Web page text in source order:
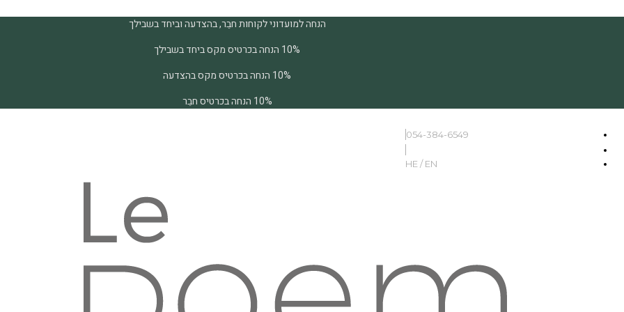
הנחה למועדוני לקוחות חבֵר, בהצדעה וביחד בשבילך
10% הנחה בכרטיס מקס ביחד בשבילך
10% הנחה בכרטיס מקס בהצדעה
10% הנחה בכרטיס חבֵר
054-384-6549
HE / EN